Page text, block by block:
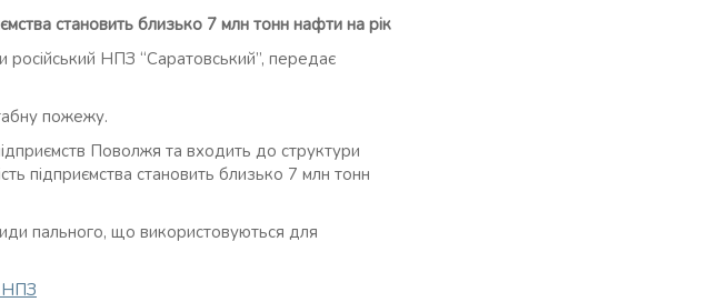
становить близько 7 млн тонн нафти на рік
НПЗ “Саратовський”, передає
пожежу.
Поволжя та входить до структури
підприємства становить близько 7 млн тонн
пального, що використовуються для
НПЗ